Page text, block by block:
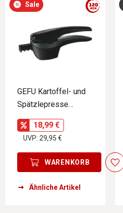
Sale
GEFU Kartoffel- und
Spätzlepresse
PRESCO
18,99 €
UVP: 29,95 €
WARENKORB
Ähnliche Artikel